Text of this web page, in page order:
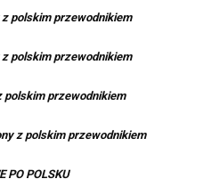
polskim przewodnikiem
polskim przewodnikiem
polskim przewodnikiem
z polskim przewodnikiem
PO POLSKU